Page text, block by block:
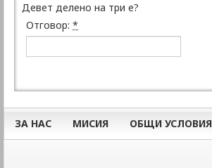
Девет делено на три е?
Отговор: *
ЗА НАС МИСИЯ ОБЩИ УСЛОВИЯ